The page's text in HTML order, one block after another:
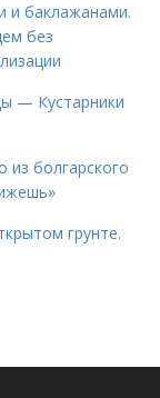
и баклажанами.
без
— Кустарники
из болгарского
грунте.